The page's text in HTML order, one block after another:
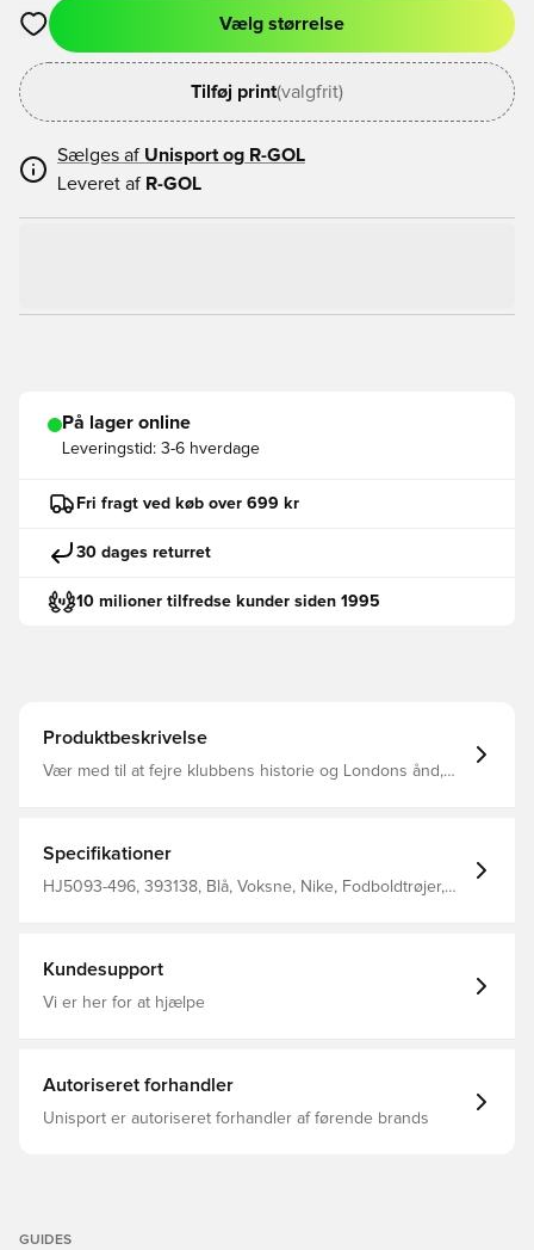
Åbner en Modal til at logge ind eller tilmelde dig som medlem
Vælg størrelse
Tilføj print(valgfrit)
Sælges af Unisport og R-GOL
Leveret af R-GOL
På lager online
Leveringstid: 3-6 hverdage
Fri fragt ved køb over 699 kr
30 dages returret
10 milioner tilfredse kunder siden 1995
Produktbeskrivelse
Vær med til at fejre klubbens historie og Londons ånd,
arkitektur.
Specifikationer
HJ5093-496, 393138, Blå, Voksne, Nike, Fodboldtrøjer,
Kundesupport
Vi er her for at hjælpe
Autoriseret forhandler
Unisport er autoriseret forhandler af førende brands
GUIDES